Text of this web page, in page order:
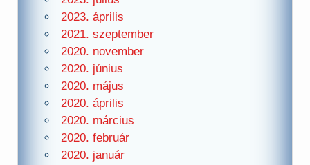
2023. április
2021. szeptember
2020. november
2020. június
2020. május
2020. április
2020. március
2020. február
2020. január